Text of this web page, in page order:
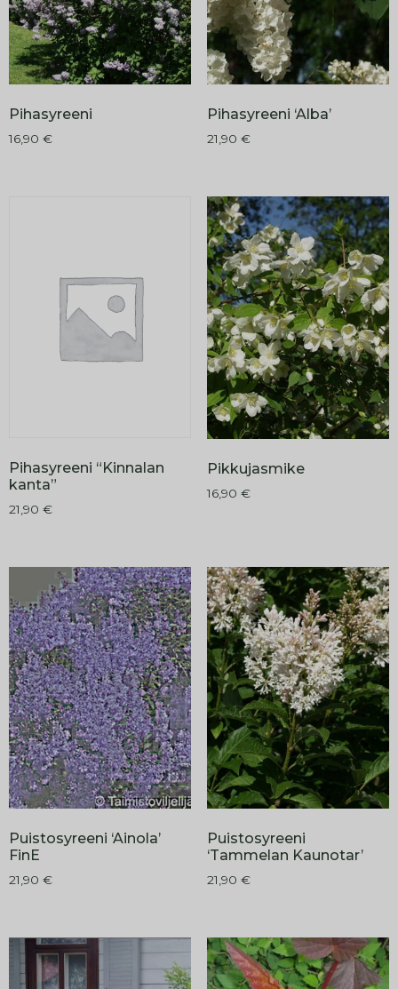
Pihasyreeni
16,90 €
Pihasyreeni ‘Alba’
21,90 €
Pihasyreeni “Kinnalan
kanta”
21,90 €
Pikkujasmike
16,90 €
Puistosyreeni ‘Ainola’
FinE
21,90 €
Puistosyreeni
‘Tammelan Kaunotar’
21,90 €